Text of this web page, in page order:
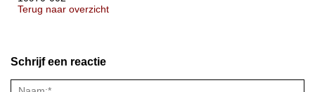
Terug naar overzicht
Schrijf een reactie